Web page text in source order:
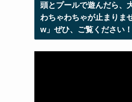
頭とプールで遊んだら、
わちゃわちゃが止まりま
w」ぜひ、ご覧ください！